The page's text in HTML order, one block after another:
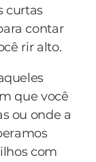
curtas
contar
rir alto.
que você
ou onde a
com